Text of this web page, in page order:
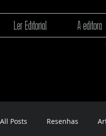
Ler Editorial A editora
All Posts Resenhas